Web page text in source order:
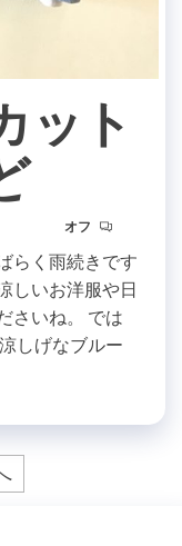
ット
オフ
らく雨続きです
しいお洋服や日
さいね。 では
しげなブルー